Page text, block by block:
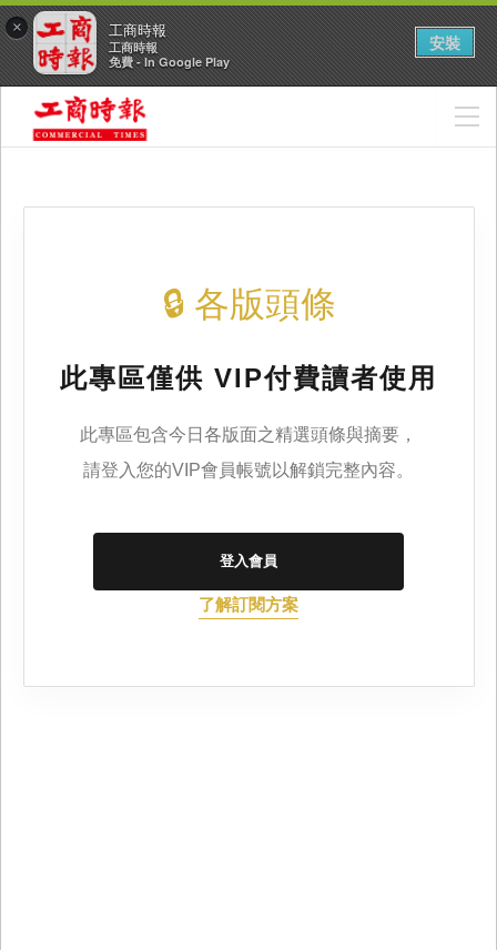
× 工商時報
工商時報
免費 - In Google Play
安裝
🔒 各版頭條
此專區僅供 VIP付費讀者使用
此專區包含今日各版面之精選頭條與摘要，
請登入您的VIP會員帳號以解鎖完整內容。
登入會員
了解訂閱方案